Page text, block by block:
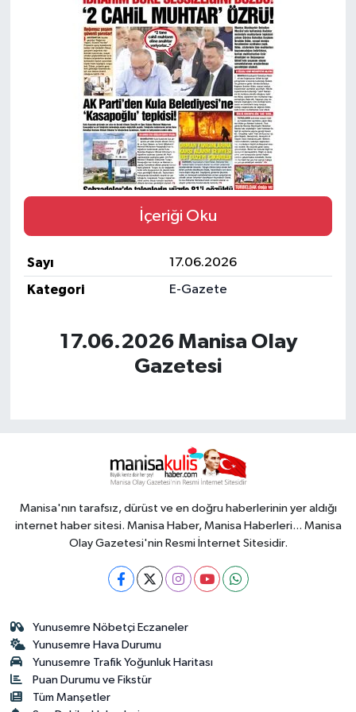
İçeriği Oku
Sayı
17.06.2026
Kategori
E-Gazete
17.06.2026 Manisa Olay
Gazetesi
Manisa'nın tarafsız, dürüst ve en doğru haberlerinin yer aldığı
internet haber sitesi. Manisa Haber, Manisa Haberleri... Manisa
Olay Gazetesi'nin Resmi İnternet Sitesidir.
Yunusemre Nöbetçi Eczaneler
Yunusemre Hava Durumu
Yunusemre Trafik Yoğunluk Haritası
Puan Durumu ve Fikstür
Tüm Manşetler
Türkiye
Yaşam